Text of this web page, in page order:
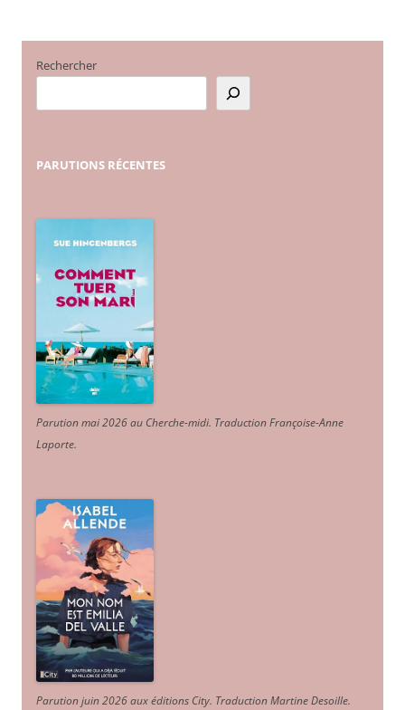
Rechercher
PARUTIONS RÉCENTES
Parution mai 2026 au Cherche-midi. Traduction Françoise-Anne
Laporte.
Parution juin 2026 aux éditions City. Traduction Martine Desoille.